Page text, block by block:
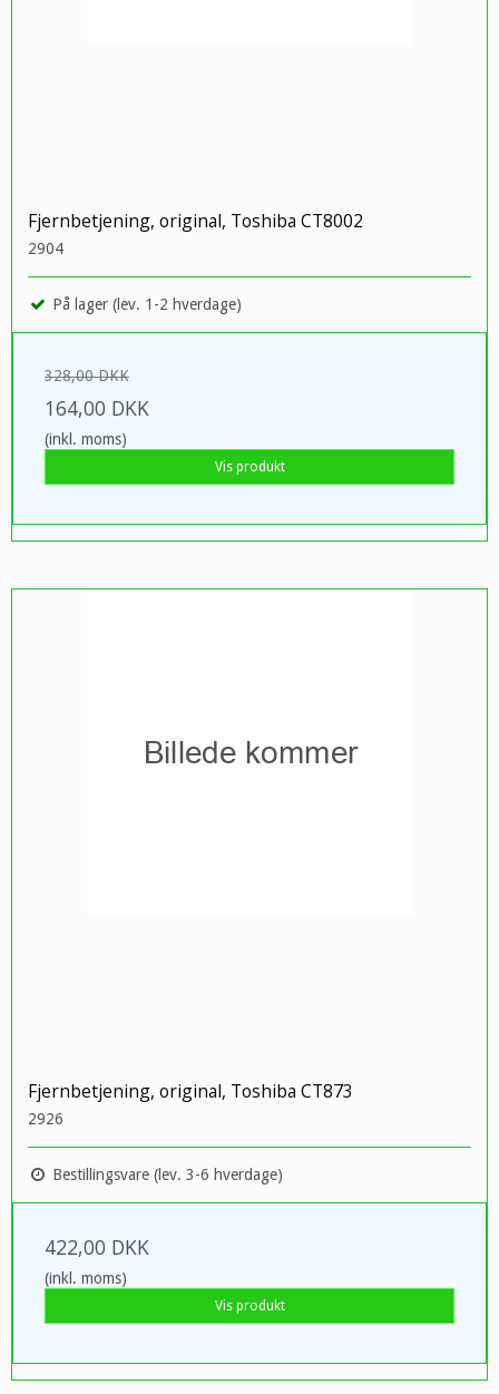
Fjernbetjening, original, Toshiba CT8002
2904
På lager (lev. 1-2 hverdage)
328,00 DKK
164,00 DKK
(inkl. moms)
Vis produkt
Fjernbetjening, original, Toshiba CT873
2926
Bestillingsvare (lev. 3-6 hverdage)
422,00 DKK
(inkl. moms)
Vis produkt